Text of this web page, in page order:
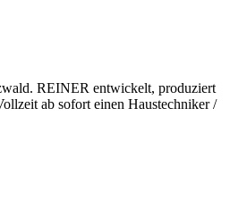
REINER entwickelt, produziert
ab sofort einen Haustechniker /